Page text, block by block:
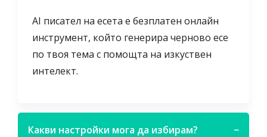
AI писател на есета е безплатен онлайн
инструмент, който генерира черново есе
по твоя тема с помощта на изкуствен
интелект.
Какви настройки мога да избирам? −